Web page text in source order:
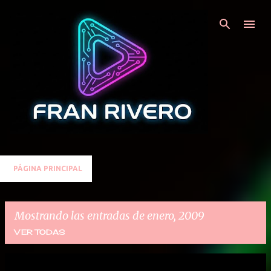
Ir al contenido principal
PÁGINA PRINCIPAL
Mostrando las entradas de enero, 2009
VER TODAS